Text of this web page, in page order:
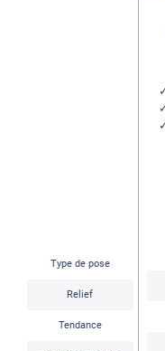
Type de pose
Relief
Tendance